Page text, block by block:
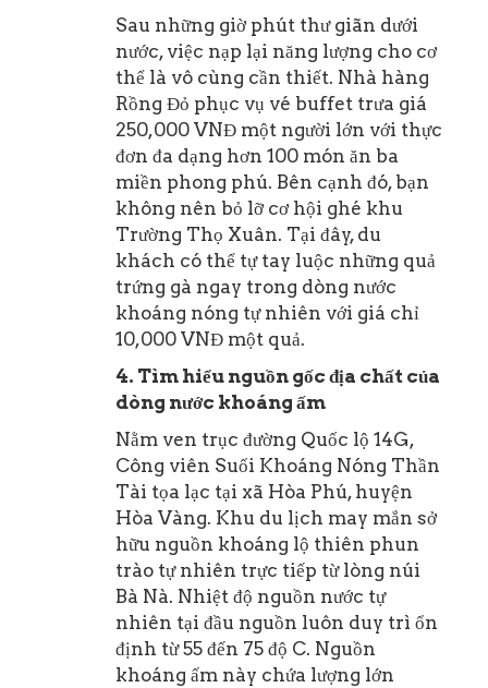
Sau những giờ phút thư giãn dưới
nước, việc nạp lại năng lượng cho cơ
thể là vô cùng cần thiết. Nhà hàng
Rồng Đỏ phục vụ vé buffet trưa giá
250,000 VNĐ một người lớn với thực
đơn đa dạng hơn 100 món ăn ba
miền phong phú. Bên cạnh đó, bạn
không nên bỏ lỡ cơ hội ghé khu
Trường Thọ Xuân. Tại đây, du
khách có thể tự tay luộc những quả
trứng gà ngay trong dòng nước
khoáng nóng tự nhiên với giá chỉ
10,000 VNĐ một quả.
4. Tìm hiểu nguồn gốc địa chất của
dòng nước khoáng ấm
Nằm ven trục đường Quốc lộ 14G,
Công viên Suối Khoáng Nóng Thần
Tài tọa lạc tại xã Hòa Phú, huyện
Hòa Vàng. Khu du lịch may mắn sở
hữu nguồn khoáng lộ thiên phun
trào tự nhiên trực tiếp từ lòng núi
Bà Nà. Nhiệt độ nguồn nước tự
nhiên tại đầu nguồn luôn duy trì ổn
định từ 55 đến 75 độ C. Nguồn
khoáng ấm này chứa lượng lớn